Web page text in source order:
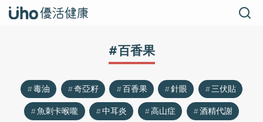
#百香果
毒油 奇亞籽 百香果 針眼
三伏貼
魚刺卡喉嚨
中耳炎 高山症
酒精代謝